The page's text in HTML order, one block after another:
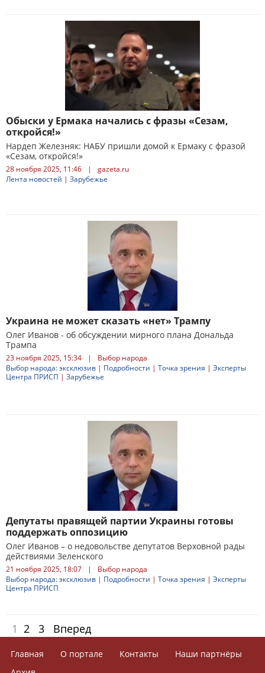
Обыски у Ермака начались с фразы «Сезам,
откройся!»
Нардеп Железняк: НАБУ пришли домой к Ермаку с фразой
«Сезам, откройся!»
28 ноября 2025, 11:46 |
gazeta.ru
Лента новостей | Зарубежье
Украина не может сказать «нет» Трампу
Олег Иванов - об обсуждении мирного плана Дональда
Трампа
23 ноября 2025, 15:34 |
Выбор народа
Выбор народа: эксклюзив | Подробности | Точка зрения | Эксперты
Центра ПРИСП | Зарубежье
Депутаты правящей партии Украины готовы
поддержать оппозицию
Олег Иванов – о недовольстве депутатов Верховной рады
действиями Зеленского
21 ноября 2025, 18:07 |
Выбор народа
Выбор народа: эксклюзив | Подробности | Точка зрения | Эксперты
Центра ПРИСП
1 2 3 Вперед
Главная О портале Контакты
Наши партнёры